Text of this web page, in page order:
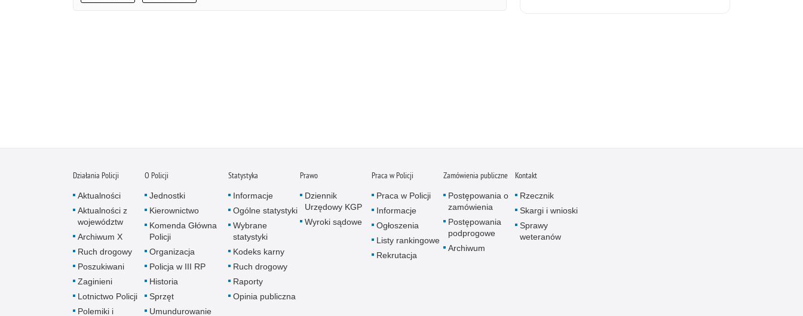
Nietrzeźwi kierujący
Nietrzeźwi opiekunowie
Działania Policji
Aktualności
Aktualności z
województw
Archiwum X
Ruch drogowy
Poszukiwani
Zaginieni
Lotnictwo Policji
Polemiki i
O Policji
Jednostki
Kierownictwo
Komenda Główna
Policji
Organizacja
Policja w III RP
Historia
Sprzęt
Umundurowanie
Statystyka
Informacje
Ogólne statystyki
Wybrane
statystyki
Kodeks karny
Ruch drogowy
Raporty
Opinia publiczna
Prawo
Dziennik
Urzędowy KGP
Wyroki sądowe
Praca w Policji
Praca w Policji
Informacje
Ogłoszenia
Listy rankingowe
Rekrutacja
Zamówienia publiczne
Postępowania o
zamówienia
Postępowania
podprogowe
Archiwum
Kontakt
Rzecznik
Skargi i wnioski
Sprawy
weteranów